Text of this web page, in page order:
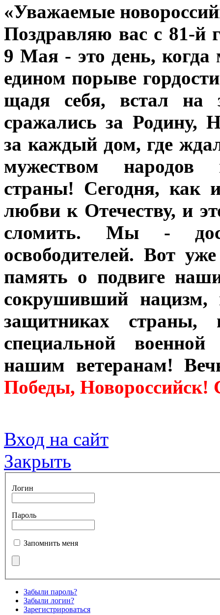
«Уважаемые
Поздравляю вас с 81-й
9 Мая - это день,
едином порыве
щадя себя, встал на
сражались за Родину,
за каждый дом, где
мужеством народов
страны! Сегодня,
любви к Отечеству, и
сломить. Мы -
освободителей. Вот
память о подвиге
сокрушивший
защитниках страны,
специальной
нашим ветеранам!
Победы, Новороссийск!
Вход на сайт
Закрыть
Логин
Пароль
Запомнить меня
Забыли пароль?
Забыли логин?
Зарегистрироваться